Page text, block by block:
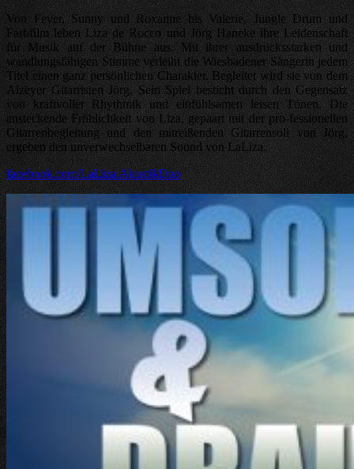
Von Fever, Sunny und Roxanne bis Valerie, Jungle Drum und
Farbfilm leben Liza de Rocco und Jörg Haneke ihre Leidenschaft
für Musik auf der Bühne aus. Mit ihrer ausdrucksstarken und
wandlungsfähigen Stimme verleiht die Wiesbadener Sängerin jedem
Titel einen ganz persönlichen Charakter. Begleitet wird sie von dem
Alzeyer Gitarristen Jörg. Sein Spiel besticht durch den Gegensatz
von kraftvoller Rhythmik und einfühlsamen leisen Tönen. Die
ansteckende Fröhlichkeit von Liza, gepaart mit der pro-fessionellen
Gitarrenbegleitung und den mitreißenden Gitarrensoli von Jörg,
ergeben den unverwechselbaren Sound von LaLiza.
facebook.com/LaLiza.AkustikDuo